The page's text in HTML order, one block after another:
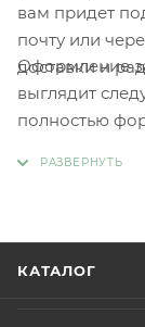
вам придет
почту или
доставки и
Оформление
выглядит
полностью
КАТАЛОГ